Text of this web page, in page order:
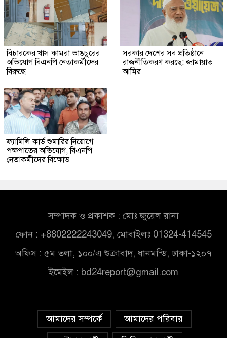
বিচারকের খাস কামরা ভাঙচুরের
অভিযোগ বিএনপি নেতাকর্মীদের
বিরুদ্ধে
সরকার দেশের সব প্রতিষ্ঠানে
রাজনীতিকরণ করছে: জামায়াত
আমির
ফ্যামিলি কার্ড শুমারির নিয়োগে
পক্ষপাতের অভিযোগ, বিএনপি
নেতাকর্মীদের বিক্ষোভ
সম্পাদক ও প্রকাশক : মোঃ জুয়েল রানা
ফোন : +8802222243049, মোবাইলঃ 01324-414545
অফিস : ৫ম তলা, ১০০/এ শুক্রাবাদ, ধানমন্ডি, ঢাকা-১২০৭
ইমেইল : bd24report@gmail.com
আমাদের সম্পর্কে
আমাদের পরিবার